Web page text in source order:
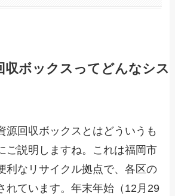
収ボックスってどんなシス
源回収ボックスとはどういうも
ご説明しますね。これは福岡市
利なリサイクル拠点で、各区の
れています。年末年始（12月29